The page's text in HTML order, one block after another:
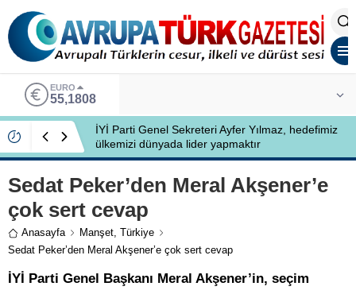
EURO
55,1808
İYİ Parti Genel Sekreteri Ayfer Yılmaz, hedefimiz
ülkemizi dünyada lider yapmaktır
Sedat Peker’den Meral Akşener’e
çok sert cevap
Anasayfa Manşet, Türkiye
Sedat Peker’den Meral Akşener’e çok sert cevap
İYİ Parti Genel Başkanı Meral Akşener’in, seçim